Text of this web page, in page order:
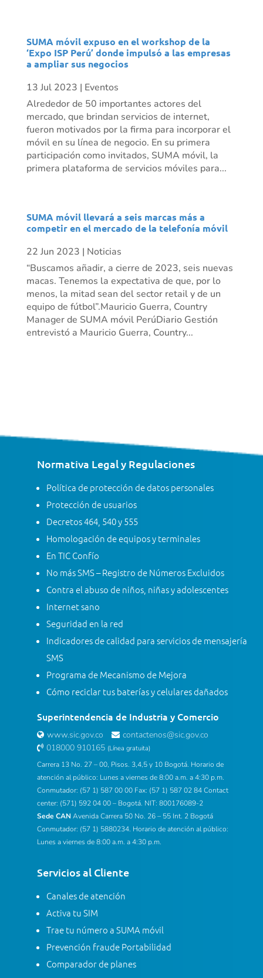
SUMA móvil expuso en el workshop de la
‘Expo ISP Perú’ donde impulsó a las empresas
a ampliar sus negocios
13 Jul 2023 | Eventos
Alrededor de 50 importantes actores del
mercado, que brindan servicios de internet,
fueron motivados por la firma para incorporar el
móvil en su línea de negocio. En su primera
participación como invitados, SUMA móvil, la
primera plataforma de servicios móviles para...
SUMA móvil llevará a seis marcas más a
competir en el mercado de la telefonía móvil
22 Jun 2023 | Noticias
“Buscamos añadir, a cierre de 2023, seis nuevas
macas. Tenemos la expectativa de que, por lo
menos, la mitad sean del sector retail y de un
equipo de fútbol”.Mauricio Guerra, Country
Manager de SUMA móvil PerúDiario Gestión
entrevistó a Mauricio Guerra, Country...
Normativa Legal y Regulaciones
Política de protección de datos personales
Protección de usuarios
Decretos 464, 540 y 555
Homologación de equipos y terminales
En TIC Confío
No más SMS – Registro de Números Excluidos
Contra el abuso de niños, niñas y adolescentes
Internet sano
Seguridad en la red
Indicadores de calidad para servicios de mensajería
SMS
Programa de Mecanismo de Mejora
Cómo reciclar tus baterías y celulares dañados
Superintendencia de Industria y Comercio
www.sic.gov.co
contactenos@sic.gov.co
018000 910165 (Línea gratuita)
Carrera 13 No. 27 – 00, Pisos. 3,4,5 y 10 Bogotá. Horario de
atención al público: Lunes a viernes de 8:00 a.m. a 4:30 p.m.
Conmutador: (57 1) 587 00 00 Fax: (57 1) 587 02 84 Contact
center: (571) 592 04 00 – Bogotá. NIT: 800176089-2
Sede CAN Avenida Carrera 50 No. 26 – 55 Int. 2 Bogotá
Conmutador: (57 1) 5880234. Horario de atención al público:
Lunes a viernes de 8:00 a.m. a 4:30 p.m.
Servicios al Cliente
Canales de atención
Activa tu SIM
Trae tu número a SUMA móvil
Prevención fraude Portabilidad
Comparador de planes